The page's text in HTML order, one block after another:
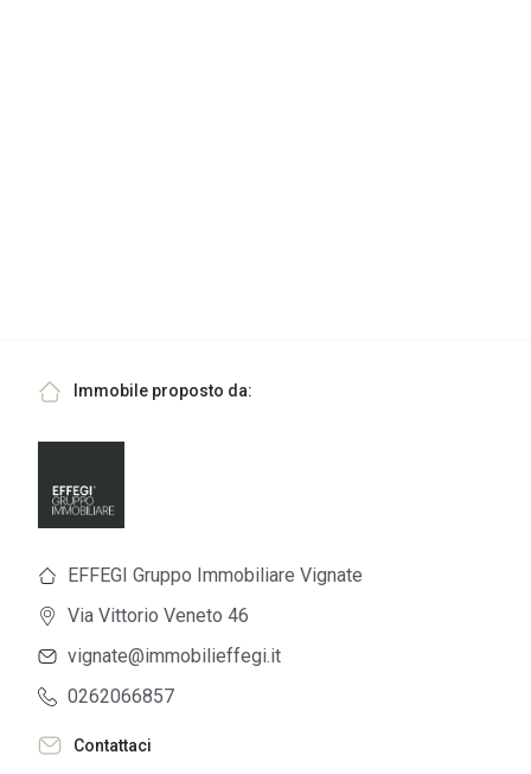
Immobile proposto da:
EFFEGI Gruppo Immobiliare Vignate
Via Vittorio Veneto 46
vignate@immobilieffegi.it
0262066857
Contattaci